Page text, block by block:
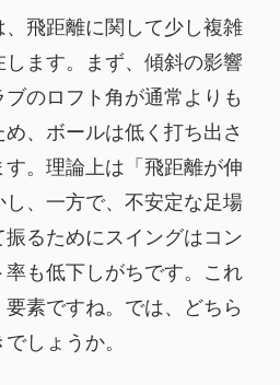
飛距離に関して少し複雑
ます。まず、傾斜の影響
のロフト角が通常よりも
、ボールは低く打ち出さ
。理論上は「飛距離が伸
、一方で、不安定な足場
るためにスイングはコン
も低下しがちです。これ
素ですね。では、どちら
しょうか。